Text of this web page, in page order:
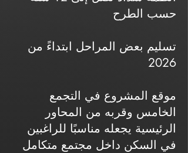
حسب الطرح
تسليم بعض المراحل ابتداءً من
2026
موقع المشروع في التجمع
الخامس وقربه من المحاور
الرئيسية يجعله مناسبًا للراغبين
في السكن داخل مجتمع متكامل